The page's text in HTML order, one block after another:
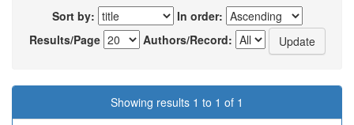
Sort by:
In order:
Results/Page
Authors/Record:
Showing results 1 to 1 of 1